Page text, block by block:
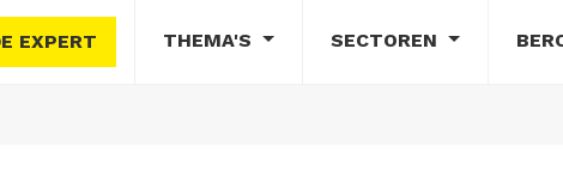
EXPERT THEMA'S SECTOREN